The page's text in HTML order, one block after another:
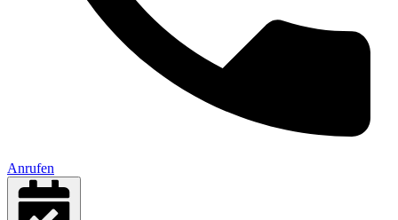
Anrufen